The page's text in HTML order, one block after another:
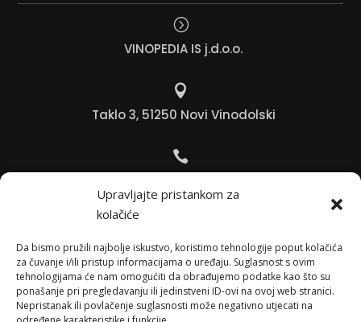
Upravljajte pristankom za
kolačiće
Da bismo pružili najbolje iskustvo, koristimo tehnologije poput kolačića
za čuvanje i/ili pristup informacijama o uređaju. Suglasnost s ovim
tehnologijama će nam omogućiti da obrađujemo podatke kao što su
ponašanje pri pregledavanju ili jedinstveni ID-ovi na ovoj web stranici.
Nepristanak ili povlačenje suglasnosti može negativno utjecati na
=
VINOPEDIA IS j.d.o.o.

Taklo 3, 51250 Novi Vinodolski

Jadranko +385 91 501 4218

info@vinopedia.hr